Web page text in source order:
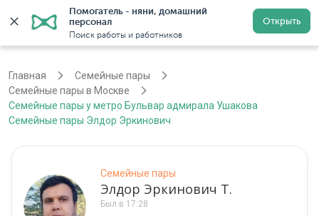
Помогатель - няни, домашний
персонал
Поиск работы и работников
Открыть
Регистрация
Главная
Семейные пары
Семейные пары в Москве
Семейные пары у метро Бульвар адмирала Ушакова
Семейные пары Элдор Эркинович
Семейные пары
Элдор Эркинович Т.
Был в 17:28